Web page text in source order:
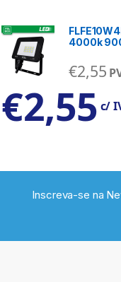
4000k
€2,55
€2,55 c/
Inscreva-se na